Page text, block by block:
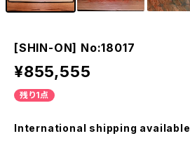
[SHIN-ON] No:18017
¥855,555
残り1点
International shipping available